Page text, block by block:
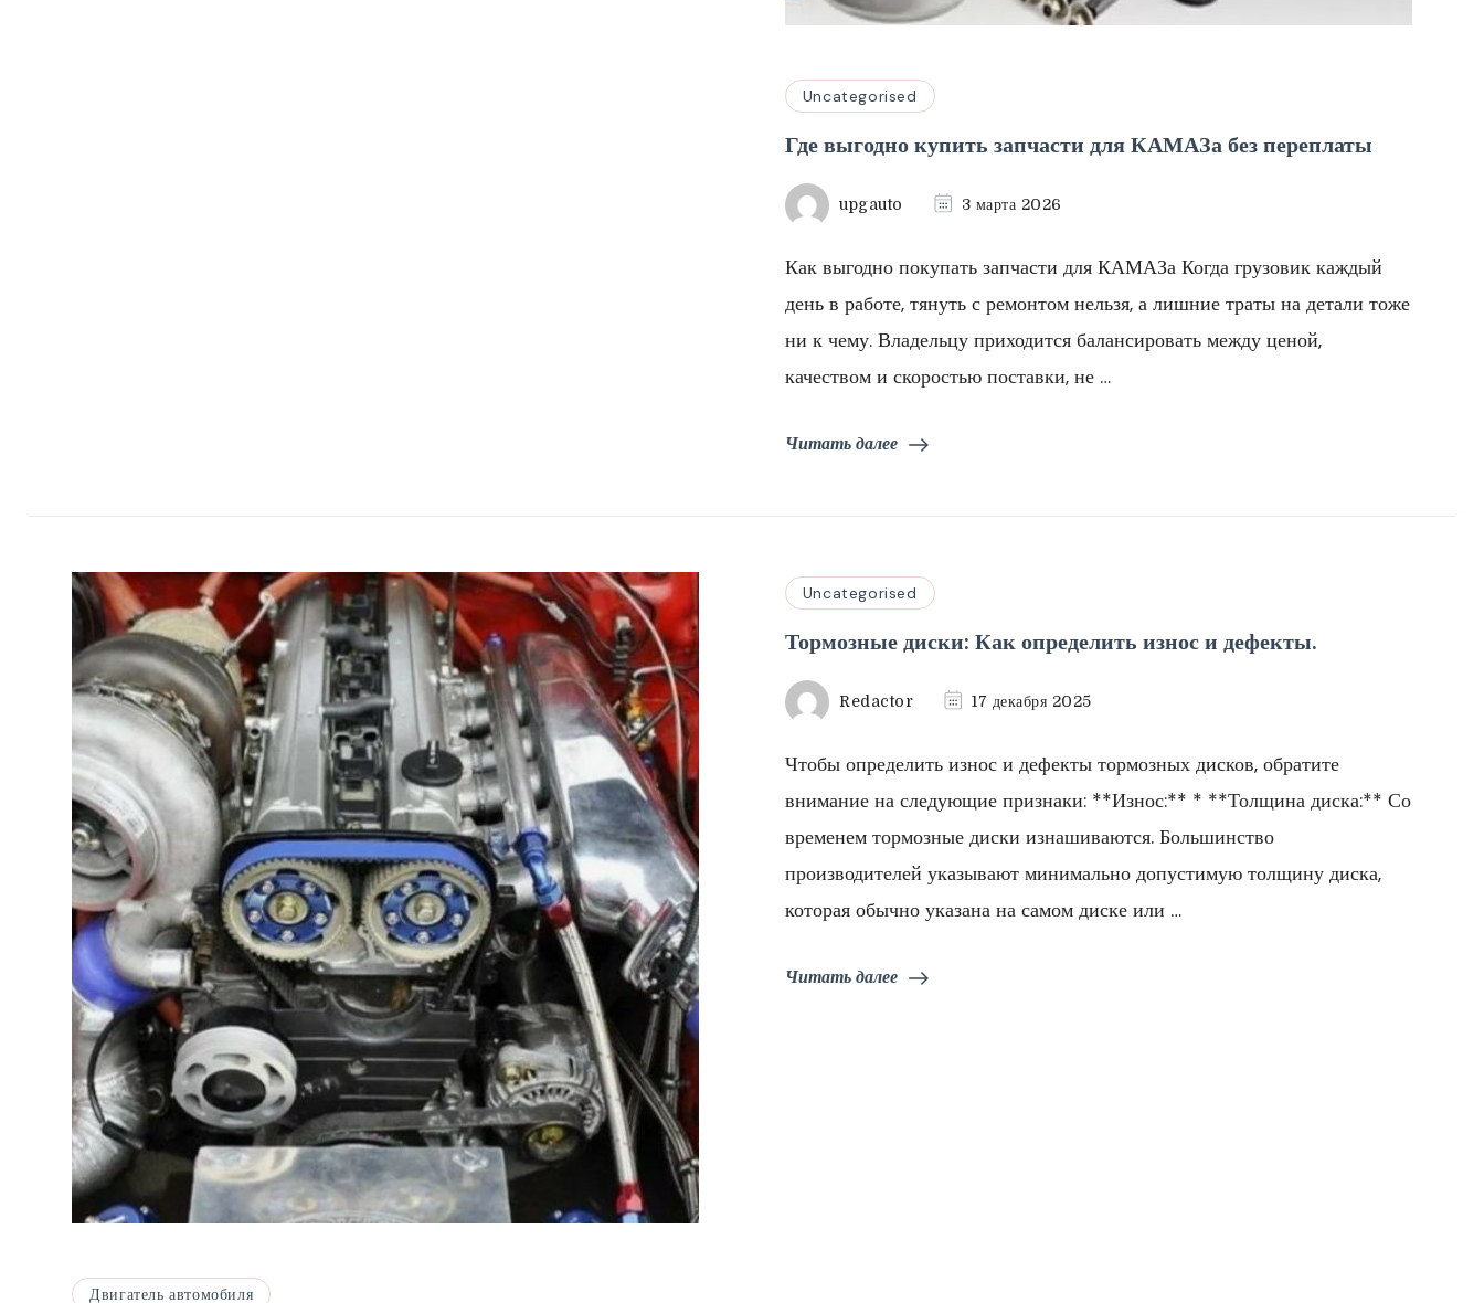
Uncategorised
Где выгодно купить запчасти для КАМАЗа без переплаты
upgauto 3 марта 2026
Как выгодно покупать запчасти для КАМАЗа Когда грузовик каждый
день в работе, тянуть с ремонтом нельзя, а лишние траты на детали тоже
ни к чему. Владельцу приходится балансировать между ценой,
качеством и скоростью поставки, не …
Читать далее
Двигатель автомобиля
Uncategorised
Тормозные диски: Как определить износ и дефекты.
Redactor 17 декабря 2025
Чтобы определить износ и дефекты тормозных дисков, обратите
внимание на следующие признаки: **Износ:** * **Толщина диска:** Со
временем тормозные диски изнашиваются. Большинство
производителей указывают минимально допустимую толщину диска,
которая обычно указана на самом диске или …
Читать далее